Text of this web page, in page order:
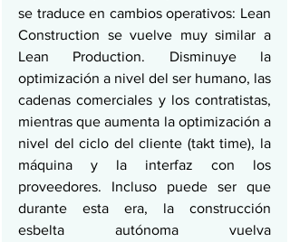
se traduce en cambios operativos: Lean
Construction se vuelve muy similar a
Lean Production. Disminuye la
optimización a nivel del ser humano, las
cadenas comerciales y los contratistas,
mientras que aumenta la optimización a
nivel del ciclo del cliente (takt time), la
máquina y la interfaz con los
proveedores. Incluso puede ser que
durante esta era, la construcción
esbelta autónoma vuelva